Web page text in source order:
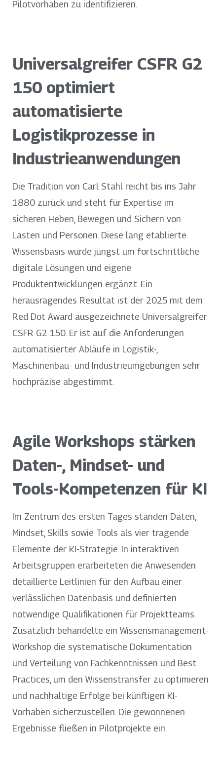
Pilotvorhaben zu identifizieren.
Universalgreifer CSFR G2
150 optimiert
automatisierte
Logistikprozesse in
Industrieanwendungen
Die Tradition von Carl Stahl reicht bis ins Jahr
1880 zurück und steht für Expertise im
sicheren Heben, Bewegen und Sichern von
Lasten und Personen. Diese lang etablierte
Wissensbasis wurde jüngst um fortschrittliche
digitale Lösungen und eigene
Produktentwicklungen ergänzt. Ein
herausragendes Resultat ist der 2025 mit dem
Red Dot Award ausgezeichnete Universalgreifer
CSFR G2 150. Er ist auf die Anforderungen
automatisierter Abläufe in Logistik-,
Maschinenbau- und Industrieumgebungen sehr
hochpräzise abgestimmt.
Agile Workshops stärken
Daten-, Mindset- und
Tools-Kompetenzen für KI
Im Zentrum des ersten Tages standen Daten,
Mindset, Skills sowie Tools als vier tragende
Elemente der KI-Strategie. In interaktiven
Arbeitsgruppen erarbeiteten die Anwesenden
detaillierte Leitlinien für den Aufbau einer
verlässlichen Datenbasis und definierten
notwendige Qualifikationen für Projektteams.
Zusätzlich behandelte ein Wissensmanagement-
Workshop die systematische Dokumentation
und Verteilung von Fachkenntnissen und Best
Practices, um den Wissenstransfer zu optimieren
und nachhaltige Erfolge bei künftigen KI-
Vorhaben sicherzustellen. Die gewonnenen
Ergebnisse fließen in Pilotprojekte ein.